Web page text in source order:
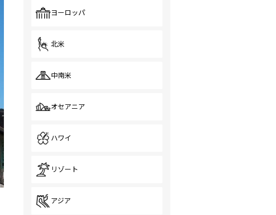
ヨーロッパ
北米
中南米
オセアニア
ハワイ
リゾート
アジア